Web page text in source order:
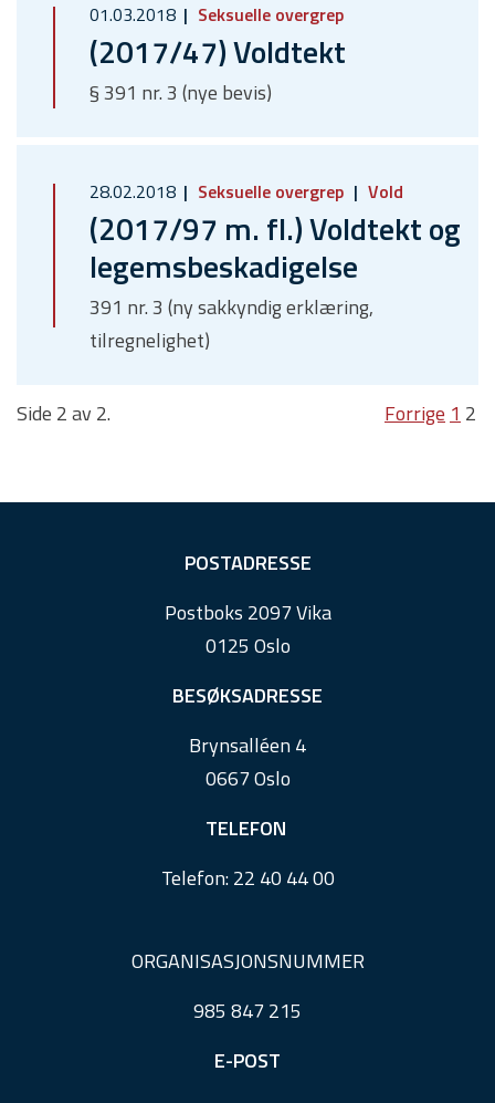
01.03.2018 Seksuelle overgrep
(2017/47) Voldtekt
§ 391 nr. 3 (nye bevis)
28.02.2018 Seksuelle overgrep Vold
(2017/97 m. fl.) Voldtekt og
legemsbeskadigelse
391 nr. 3 (ny sakkyndig erklæring,
tilregnelighet)
Side 2 av 2. Forrige 1 2
POSTADRESSE
Postboks 2097 Vika
0125 Oslo
BESØKSADRESSE
Brynsalléen 4
0667 Oslo
TELEFON
Telefon:22 40 44 00
ORGANISASJONSNUMMER
985 847 215
E-POST